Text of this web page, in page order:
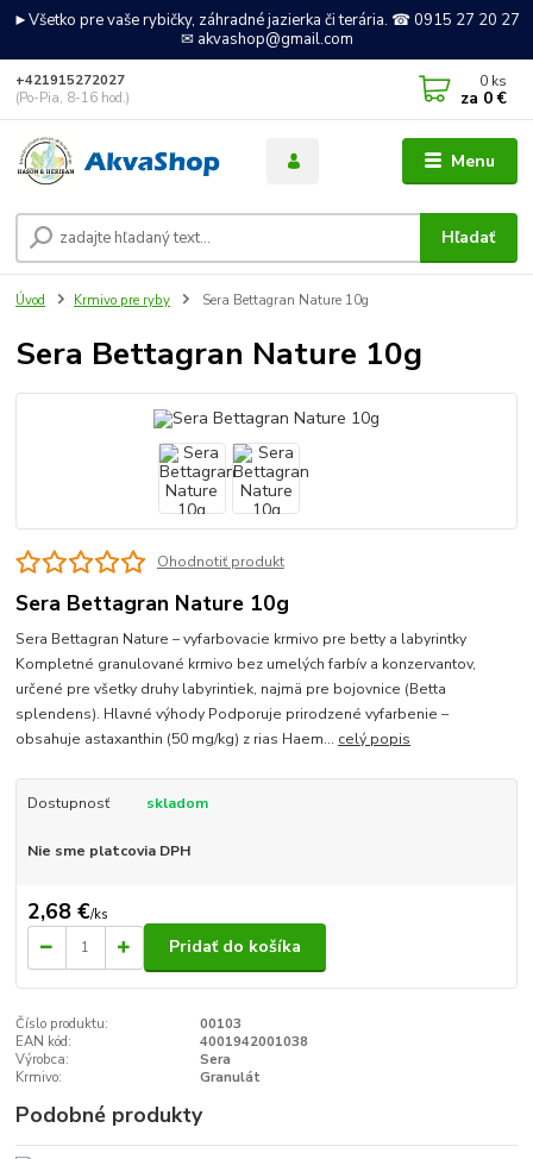
►Všetko pre vaše rybičky, záhradné jazierka či terária. ☎ 0915 27 20 27
✉ akvashop@gmail.com
Menu
Hľadať
+421915272027
(Po-Pia, 8-16 hod.)
0 ks
za 0 €
Úvod Krmivo pre ryby Sera Bettagran Nature 10g
Sera Bettagran Nature 10g
Ohodnotiť produkt
Sera Bettagran Nature 10g
Sera Bettagran Nature – vyfarbovacie krmivo pre betty a labyrintky
Kompletné granulované krmivo bez umelých farbív a konzervantov,
určené pre všetky druhy labyrintiek, najmä pre bojovnice (Betta
splendens). Hlavné výhody Podporuje prirodzené vyfarbenie –
obsahuje astaxanthin (50 mg/kg) z rias Haem... celý popis
Dostupnosť skladom
Nie sme platcovia DPH
2,68 €/ks
Pridať do košíka
Číslo produktu:
00103
EAN kód:
4001942001038
Výrobca:
Sera
Krmivo:
Granulát
Podobné produkty